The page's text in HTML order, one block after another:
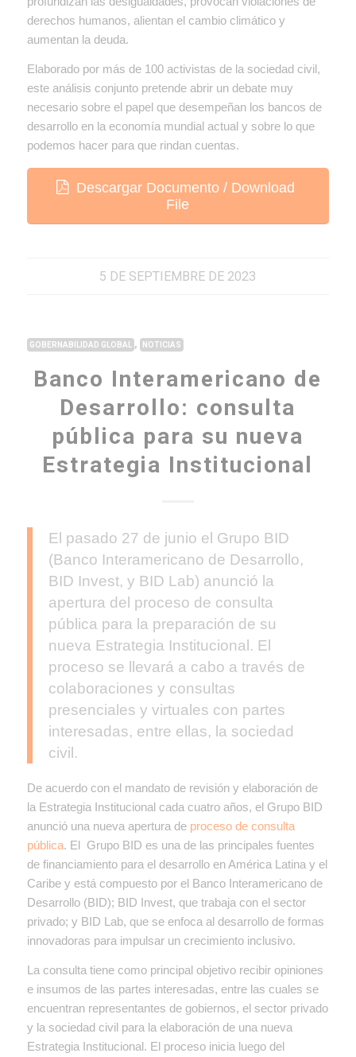
derechos humanos, alientan el cambio climático y
aumentan la deuda.
Elaborado por más de 100 activistas de la sociedad civil,
este análisis conjunto pretende abrir un debate muy
necesario sobre el papel que desempeñan los bancos de
desarrollo en la economía mundial actual y sobre lo que
podemos hacer para que rindan cuentas.
Descargar Documento / Download
File
5 DE SEPTIEMBRE DE 2023
GOBERNABILIDAD GLOBAL , NOTICIAS
Banco Interamericano de
Desarrollo: consulta
pública para su nueva
Estrategia Institucional
El pasado 27 de junio el Grupo BID
(Banco Interamericano de Desarrollo,
BID Invest, y BID Lab) anunció la
apertura del proceso de consulta
pública para la preparación de su
nueva Estrategia Institucional. El
proceso se llevará a cabo a través de
colaboraciones y consultas
presenciales y virtuales con partes
interesadas, entre ellas, la sociedad
civil.
De acuerdo con el mandato de revisión y elaboración de
la Estrategia Institucional cada cuatro años, el Grupo BID
anunció una nueva apertura de proceso de consulta
pública. El Grupo BID es una de las principales fuentes
de financiamiento para el desarrollo en América Latina y el
Caribe y está compuesto por el Banco Interamericano de
Desarrollo (BID); BID Invest, que trabaja con el sector
privado; y BID Lab, que se enfoca al desarrollo de formas
innovadoras para impulsar un crecimiento inclusivo.
La consulta tiene como principal objetivo recibir opiniones
e insumos de las partes interesadas, entre las cuales se
encuentran representantes de gobiernos, el sector privado
y la sociedad civil para la elaboración de una nueva
Estrategia Institucional. El proceso inicia luego del